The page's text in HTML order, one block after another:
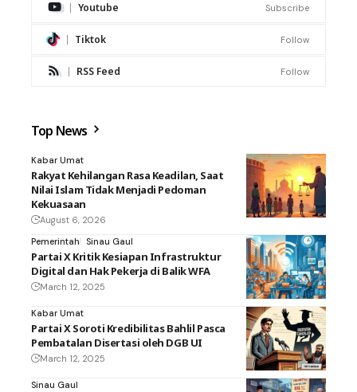
Youtube Subscribe
Tiktok Follow
RSS Feed Follow
Top News
Kabar Umat
Rakyat Kehilangan Rasa Keadilan, Saat
Nilai Islam Tidak Menjadi Pedoman
Kekuasaan
August 6, 2026
Pemerintah
Sinau Gaul
Partai X Kritik Kesiapan Infrastruktur
Digital dan Hak Pekerja di Balik WFA
March 12, 2025
Kabar Umat
Partai X Soroti Kredibilitas Bahlil Pasca
Pembatalan Disertasi oleh DGB UI
March 12, 2025
Sinau Gaul